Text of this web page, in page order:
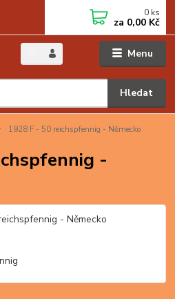
Menu
Hledat
0 ks
za 0,00 Kč
1928 F - 50 reichspfennig - Německo
-